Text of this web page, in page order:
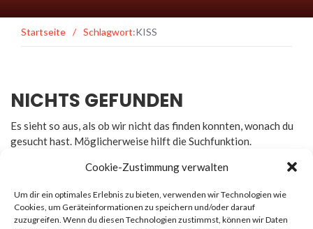
Cookie-Zustimmung verwalten
Um dir ein optimales Erlebnis zu bieten, verwenden wir Technologien wie
Cookies, um Geräteinformationen zu speichern und/oder darauf
zuzugreifen. Wenn du diesen Technologien zustimmst, können wir Daten
Startseite / Schlagwort:KISS
NICHTS GEFUNDEN
Es sieht so aus, als ob wir nicht das finden konnten, wonach du
gesucht hast. Möglicherweise hilft die Suchfunktion.